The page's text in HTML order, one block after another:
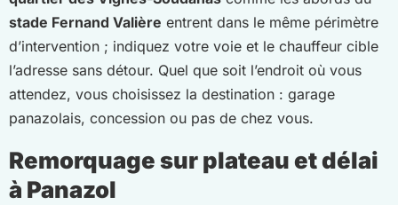
stade Fernand Valière entrent dans le même périmètre
d’intervention ; indiquez votre voie et le chauffeur cible
l’adresse sans détour. Quel que soit l’endroit où vous
attendez, vous choisissez la destination : garage
panazolais, concession ou pas de chez vous.
Remorquage sur plateau et délai
à Panazol